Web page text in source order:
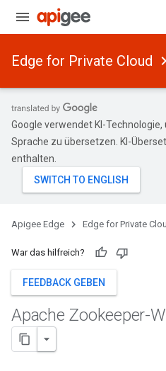
Edge for Private Cloud
Google verwendet KI-
Sprache zu übersetzen. KI-
enthalten.
Apigee Edge Edge for Private
War das hilfreich?
FEEDBACK GEBEN
Apache Zookeeper-